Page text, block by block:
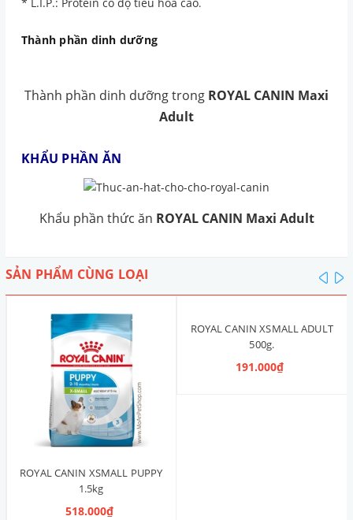
.
Thành phần dinh dưỡng
Thành phần dinh dưỡng trong ROYAL CANIN Maxi
Adult
KHẨU PHẦN ĂN
Khẩu phần thức ăn ROYAL CANIN Maxi Adult
SẢN PHẨM CÙNG LOẠI
ROYAL CANIN XSMALL PUPPY
1.5kg
518.000₫
ROYAL CANIN XSMALL ADULT
500g.
191.000₫